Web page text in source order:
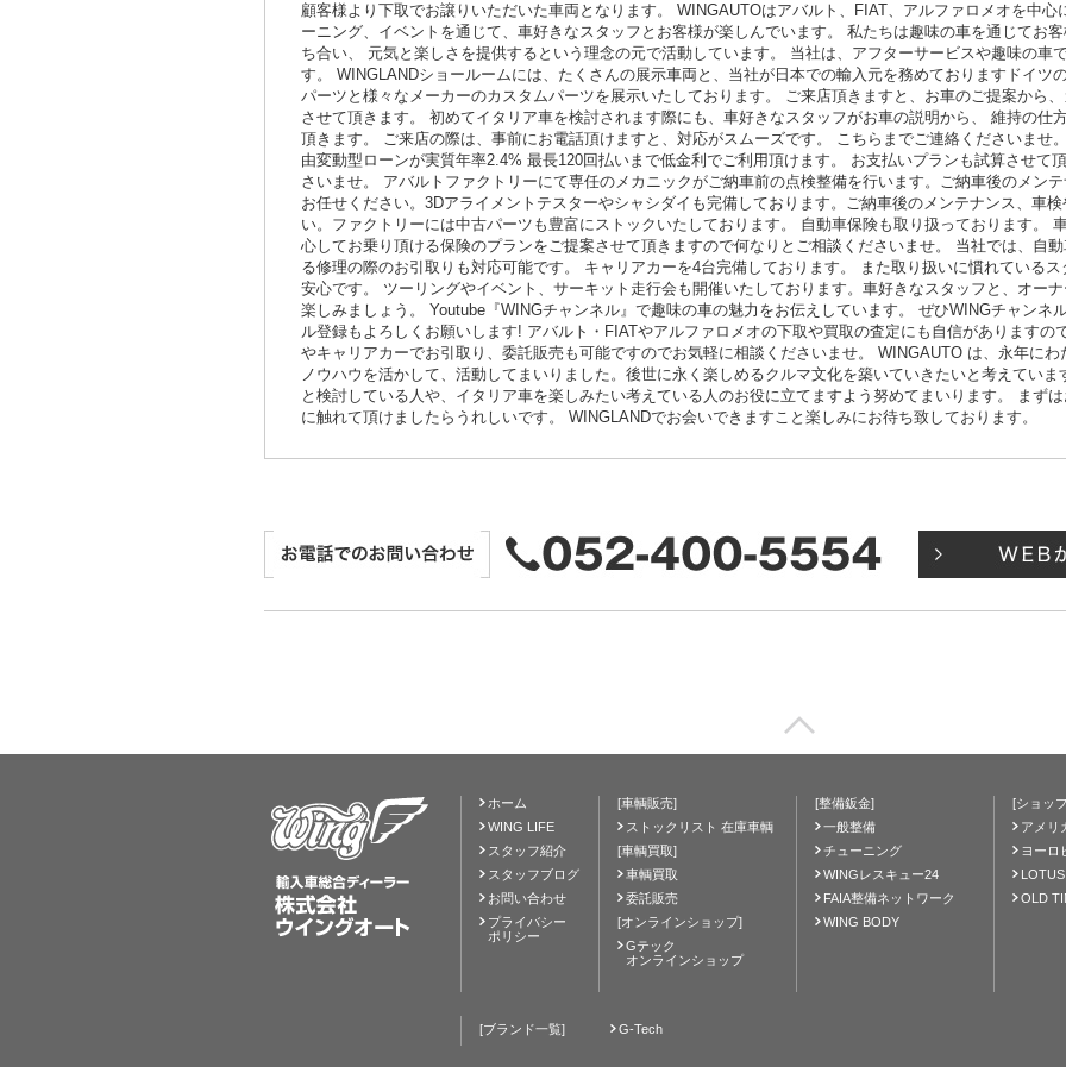
顧客様より下取でお譲りいただいた車両となります。 WINGAUTOはアバルト、FIAT、アルファロメオを中心
ーニング、イベントを通じて、車好きなスタッフとお客様が楽しんでいます。 私たちは趣味の車を通じてお
ち合い、 元気と楽しさを提供するという理念の元で活動しています。 当社は、アフターサービスや趣味の車
す。 WINGLANDショールームには、たくさんの展示車両と、当社が日本での輸入元を務めておりますドイツ
パーツと様々なメーカーのカスタムパーツを展示いたしております。 ご来店頂きますと、お車のご提案から
させて頂きます。 初めてイタリア車を検討されます際にも、車好きなスタッフがお車の説明から、 維持の仕
頂きます。 ご来店の際は、事前にお電話頂けますと、対応がスムーズです。 こちらまでご連絡くださいませ
由変動型ローンが実質年率2.4% 最長120回払いまで低金利でご利用頂けます。 お支払いプランも試算させて
さいませ。 アバルトファクトリーにて専任のメカニックがご納車前の点検整備を行います。ご納車後のメン
お任せください。3Dアライメントテスターやシャシダイも完備しております。ご納車後のメンテナンス、車
い。ファクトリーには中古パーツも豊富にストックいたしております。 自動車保険も取り扱っております。
心してお乗り頂ける保険のプランをご提案させて頂きますので何なりとご相談くださいませ。 当社では、自
る修理の際のお引取りも対応可能です。 キャリアカーを4台完備しております。 また取り扱いに慣れている
安心です。 ツーリングやイベント、サーキット走行会も開催いたしております。車好きなスタッフと、オー
楽しみましょう。 Youtube『WINGチャンネル』で趣味の車の魅力をお伝えしています。 ぜひWINGチャンネ
ル登録もよろしくお願いします! アバルト・FIATやアルファロメオの下取や買取の査定にも自信がありますの
やキャリアカーでお引取り、委託販売も可能ですのでお気軽に相談くださいませ。 WINGAUTO は、永年に
ノウハウを活かして、活動してまいりました。後世に永く楽しめるクルマ文化を築いていきたいと考えていま
と検討している人や、イタリア車を楽しみたい考えている人のお役に立てますよう努めてまいります。 まず
に触れて頂けましたらうれしいです。 WINGLANDでお会いできますこと楽しみにお待ち致しております。
ホーム
WING LIFE
スタッフ紹介
スタッフブログ
お問い合わせ
プライバシー
ポリシー
[車輌販売]
ストックリスト 在庫車輌
[車輌買取]
車輌買取
委託販売
[オンラインショップ]
Gテック
オンラインショップ
[整備鈑金]
一般整備
チューニング
WINGレスキュー24
FAIA整備ネットワーク
WING BODY
[ショッ
アメリ
ヨーロ
OLD
[ブランド一覧] G-Tech